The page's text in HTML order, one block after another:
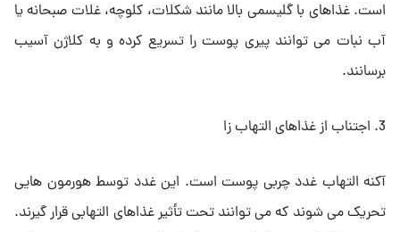
است. غذاهای با گلیسمی بالا مانند شکلات، کلوچه، غلات صبحانه یا
آب نبات می توانند پیری پوست را تسریع کرده و به کلاژن آسیب
برسانند.
3. اجتناب از غذاهای التهاب زا
آکنه التهاب غدد چربی پوست است. این غدد توسط هورمون هایی
تحریک می شوند که می توانند تحت تأثیر غذاهای التهابی قرار گیرند.